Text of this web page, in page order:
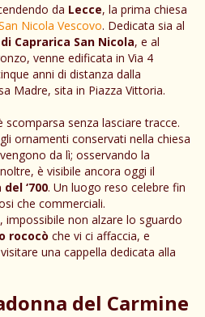
da Lecce, la prima chiesa
Nicola Vescovo. Dedicata sia al
Caprarica San Nicola, e al
venne edificata in Via 4
anni di distanza dalla
Madre, sita in Piazza Vittoria.
senza lasciare tracce.
ornamenti conservati nella chiesa
da lì; osservando la
è visibile ancora oggi il
‘700. Un luogo reso celebre fin
che commerciali.
impossibile non alzare lo sguardo
rococò che vi ci affaccia, e
una cappella dedicata alla
del Carmine